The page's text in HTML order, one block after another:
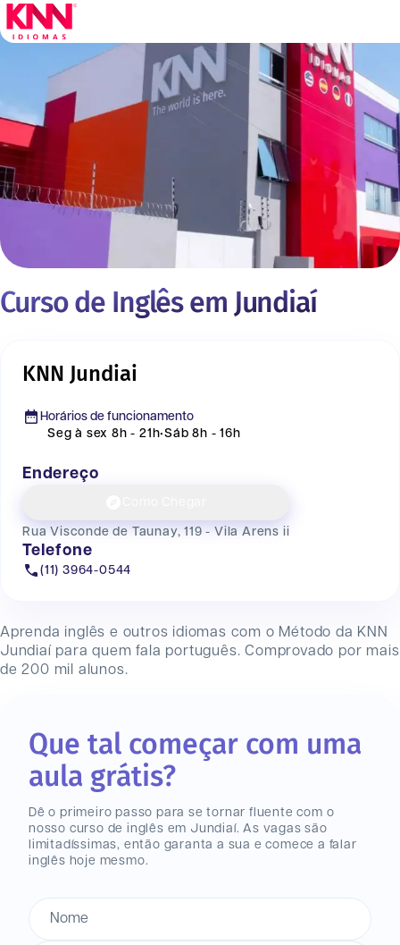
Curso de Inglês em Jundiaí
Aprenda inglês e outros idiomas com o Método da KNN
Jundiaí para quem fala português. Comprovado por mais
de 200 mil alunos.
KNN Jundiai
Horários de funcionamento
Seg à sex 8h - 21h•Sáb 8h - 16h
Endereço
Rua Visconde de Taunay, 119 - Vila Arens ii
Telefone
(11) 3964-0544
Que tal começar com uma
aula grátis?
Dê o primeiro passo para se tornar fluente com o
nosso curso de inglês em Jundiaí. As vagas são
limitadíssimas, então garanta a sua e comece a falar
inglês hoje mesmo.
Nome